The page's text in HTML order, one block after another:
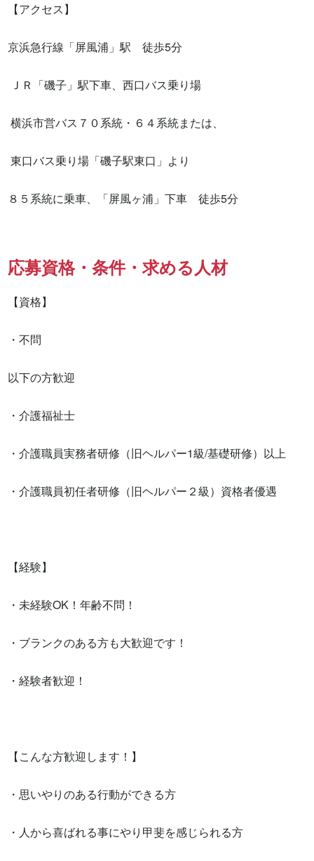
【アクセス】
京浜急行線「屏風浦」駅　徒歩5分
横浜市営バス７０系統・６４系統または、
東口バス乗り場「磯子駅東口」より
８５系統に乗車、「屏風ヶ浦」下車　徒歩5分
応募資格・条件・求める人材
【資格】
・不問
以下の方歓迎
・介護福祉士
・介護職員実務者研修（旧ヘルパー1級/基礎研修）以上
・介護職員初任者研修（旧ヘルパー２級）資格者優遇
【経験】
・未経験OK！年齢不問！
・ブランクのある方も大歓迎です！
・経験者歓迎！
【こんな方歓迎します！】
・思いやりのある行動ができる方
・人から喜ばれる事にやり甲斐を感じられる方